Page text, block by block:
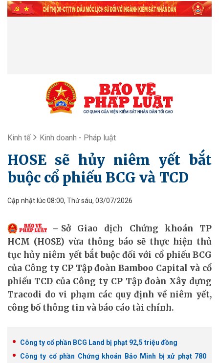
Kinh tế Kinh doanh - Pháp luật
HOSE sẽ hủy niêm yết bắt
buộc cổ phiếu BCG và TCD
Cập nhật lúc 08:00, Thứ sáu, 03/07/2026
Sở Giao dịch Chứng khoán TP
HCM (HOSE) vừa thông báo sẽ thực hiện thủ
tục hủy niêm yết bắt buộc đối với cổ phiếu BCG
của Công ty CP Tập đoàn Bamboo Capital và cổ
phiếu TCD của Công ty CP Tập đoàn Xây dựng
Tracodi do vi phạm các quy định về niêm yết,
công bố thông tin và báo cáo tài chính.
Công ty cổ phần BCG Land bị phạt 92,5 triệu đồng
Công ty cổ phần Chứng khoán Bảo Minh bị xử phạt 780